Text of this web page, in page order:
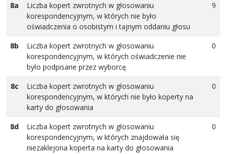
8a
Liczba kopert zwrotnych w głosowaniu
korespondencyjnym, w których nie było
oświadczenia o osobistym i tajnym oddaniu głosu
9
8b
Liczba kopert zwrotnych w głosowaniu
korespondencyjnym, w których oświadczenie nie
było podpisane przez wyborcę
0
8c
Liczba kopert zwrotnych w głosowaniu
korespondencyjnym, w których nie było koperty na
karty do głosowania
0
8d
Liczba kopert zwrotnych w głosowaniu
korespondencyjnym, w których znajdowała się
niezaklejona koperta na karty do głosowania
0